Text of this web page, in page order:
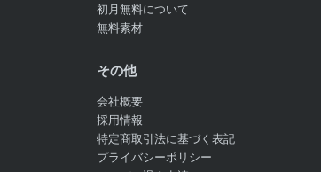
初月無料について
無料素材
その他
会社概要
採用情報
特定商取引法に基づく表記
プライバシーポリシー